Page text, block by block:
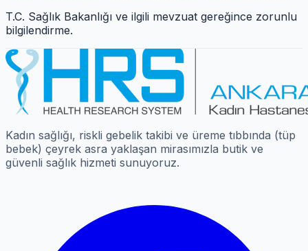
T.C. Sağlık Bakanlığı ve ilgili mevzuat gereğince zorunlu
bilgilendirme.
Kadın sağlığı, riskli gebelik takibi ve üreme tıbbında (tüp
bebek) çeyrek asra yaklaşan mirasımızla butik ve
güvenli sağlık hizmeti sunuyoruz.